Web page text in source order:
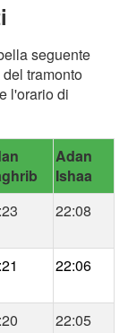
seguente
tramonto
l'orario di
Adan
Ishaa
22:08
22:06
22:05